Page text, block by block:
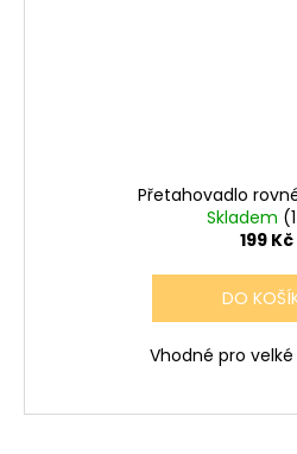
Přetahovadlo rovné
Skladem
199 Kč
DO
Vhodné pro